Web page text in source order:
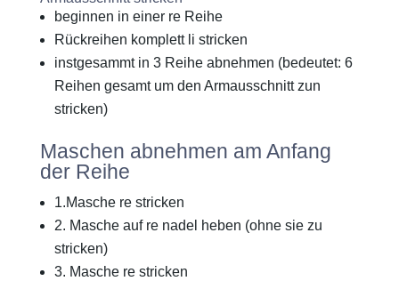
beginnen in einer re Reihe
Rückreihen komplett li stricken
instgesammt in 3 Reihe abnehmen (bedeutet: 6
Reihen gesamt um den Armausschnitt zun
stricken)
Maschen abnehmen am Anfang
der Reihe
1.Masche re stricken
2. Masche auf re nadel heben (ohne sie zu
stricken)
3. Masche re stricken